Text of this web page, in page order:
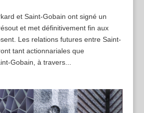
et Saint-Gobain ont signé un
et met définitivement fin aux
Les relations futures entre Saint-
tant actionnariales que
Gobain, à travers...